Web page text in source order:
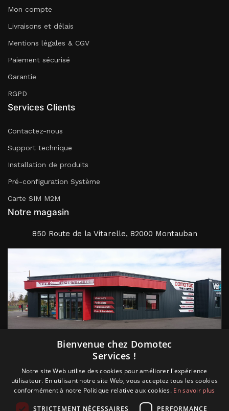
Mon compte
Livraisons et délais
Mentions légales & CGV
Paiement sécurisé
Garantie
RGPD
Services Clients
Contactez-nous
Support technique
Installation de produits
Pré-configuration Système
Carte SIM M2M
Notre magasin
850 Route de la Vitarelle, 82000 Montauban
Suivez nous
Bienvenue chez Domotec
Services !
Notre site Web utilise des cookies pour améliorer l'expérience
utilisateur. En utilisant notre site Web, vous acceptez tous les cookies
conformément à notre Politique relative aux cookies. En savoir plus
STRICTEMENT NÉCESSAIRES PERFORMANCE